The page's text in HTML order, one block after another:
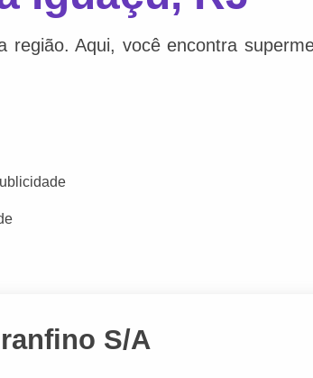
Aqui, você encontra
S/A